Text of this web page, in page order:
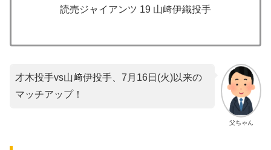
読売ジャイアンツ 19 山﨑伊織投手
父ちゃん
才木投手vs山﨑伊投手、7月16日(火)以来の
マッチアップ！